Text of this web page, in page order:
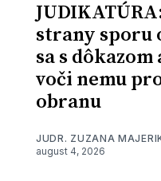
strany sporu
sa s
voči nemu
obranu
JUDR. ZUZANA
august 4, 2026